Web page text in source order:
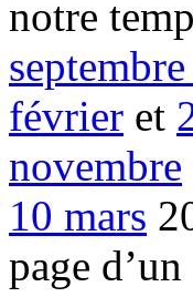
notre
février et
novembre
10 mars
page